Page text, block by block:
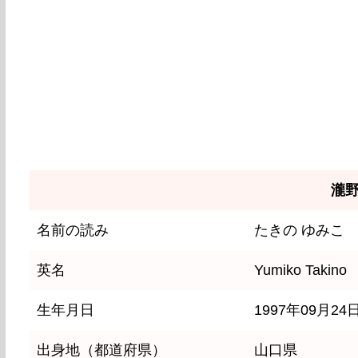
瀧
名前の読み たきの ゆみこ
英名 Yumiko Takino
生年月日 1997年09月24日
出身地（都道府県） 山口県